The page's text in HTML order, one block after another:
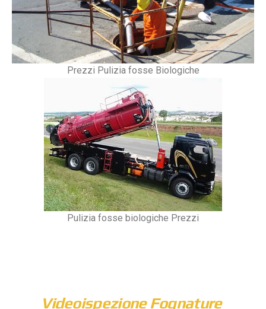
Prezzi Pulizia fosse Biologiche
Pulizia fosse biologiche Prezzi
Videoispezione Fognature